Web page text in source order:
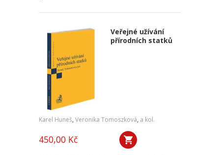
Veřejné užívání
přírodních statků
Karel Huneš, Veronika Tomoszková, a kol.
450,00 Kč